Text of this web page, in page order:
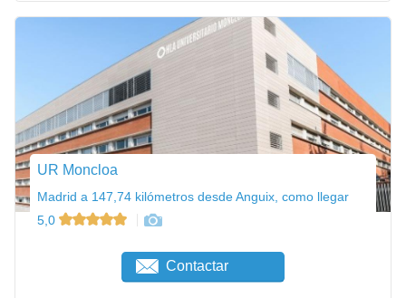
UR Moncloa
Madrid a 147,74 kilómetros desde Anguix, como llegar
5,0
Contactar